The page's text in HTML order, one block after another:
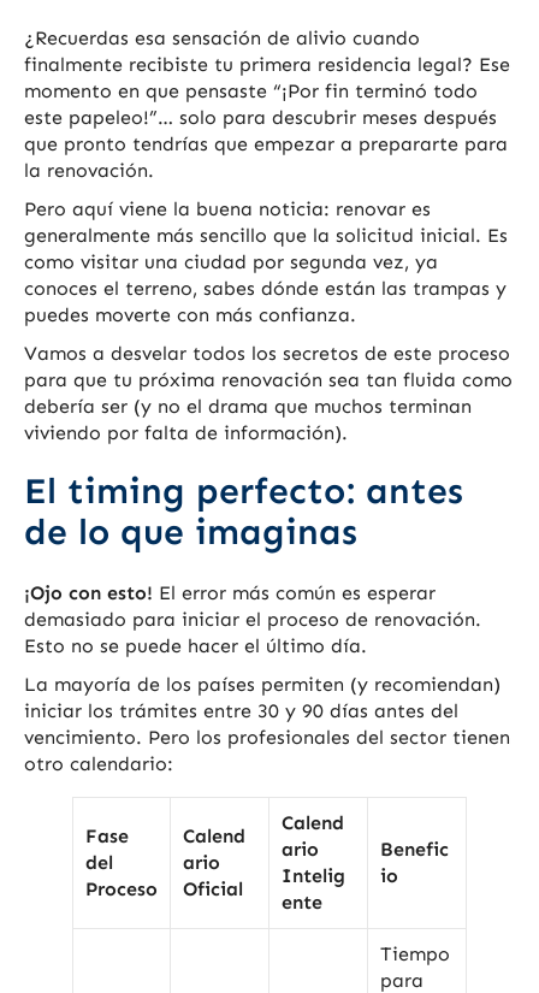
¿Recuerdas esa sensación de alivio cuando
finalmente recibiste tu primera residencia legal? Ese
momento en que pensaste “¡Por fin terminó todo
este papeleo!”… solo para descubrir meses después
que pronto tendrías que empezar a prepararte para
la renovación.
Pero aquí viene la buena noticia: renovar es
generalmente más sencillo que la solicitud inicial. Es
como visitar una ciudad por segunda vez, ya
conoces el terreno, sabes dónde están las trampas y
puedes moverte con más confianza.
Vamos a desvelar todos los secretos de este proceso
para que tu próxima renovación sea tan fluida como
debería ser (y no el drama que muchos terminan
viviendo por falta de información).
El timing perfecto: antes
de lo que imaginas
¡Ojo con esto! El error más común es esperar
demasiado para iniciar el proceso de renovación.
Esto no se puede hacer el último día.
La mayoría de los países permiten (y recomiendan)
iniciar los trámites entre 30 y 90 días antes del
vencimiento. Pero los profesionales del sector tienen
otro calendario:
Fase
del
Proceso
Calend
ario
Oficial
Calend
ario
Intelig
ente
Benefic
io
Tiempo
para